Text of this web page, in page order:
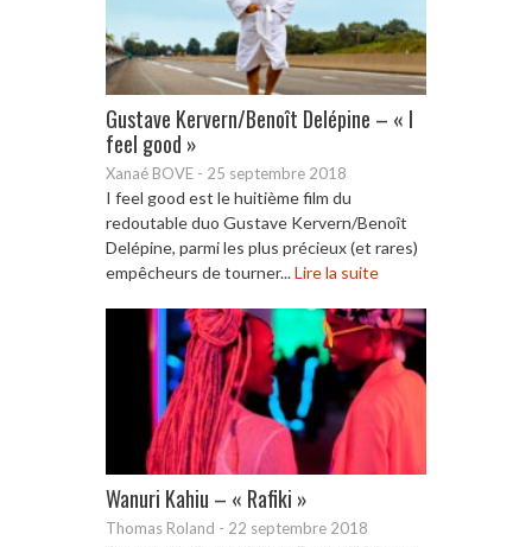
Gustave Kervern/Benoît Delépine – « I
feel good »
Xanaé BOVE - 25 septembre 2018
I feel good est le huitième film du
redoutable duo Gustave Kervern/Benoît
Delépine, parmi les plus précieux (et rares)
empêcheurs de tourner...Lire la suite
Wanuri Kahiu – « Rafiki »
Thomas Roland - 22 septembre 2018